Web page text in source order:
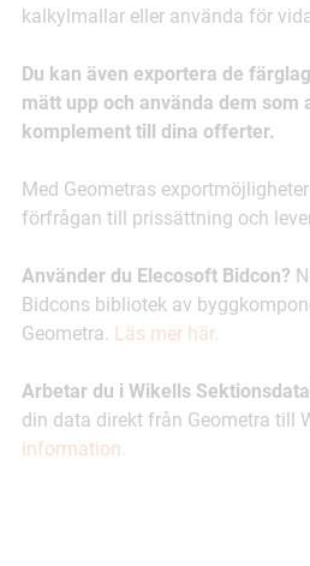
kalkylmallar eller använda för
Du kan även exportera de
mätt upp och använda dem som
komplement till dina offerter.
Med Geometras
förfrågan till prissättning och
Använder du Elecosoft Bidcon?
Bidcons bibliotek av
Geometra. Läs mer här.
Arbetar du i Wikells
din data direkt från Geometra till
information.